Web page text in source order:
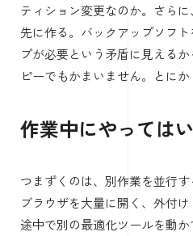
ティション変更なのか。さら
先に作る。バックアップソフ
プが必要という矛盾に見える
ピーでもかまいません。とにか
作業中にやっては
つまずくのは、別作業を並行
ブラウザを大量に開く、外付け
途中で別の最適化ツールを動